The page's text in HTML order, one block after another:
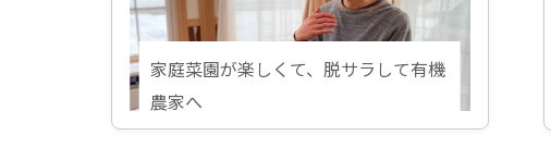
家庭菜園が楽しくて、脱サラして有機
農家へ